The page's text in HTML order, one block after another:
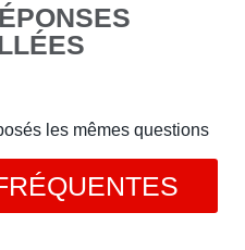
les mêmes questions